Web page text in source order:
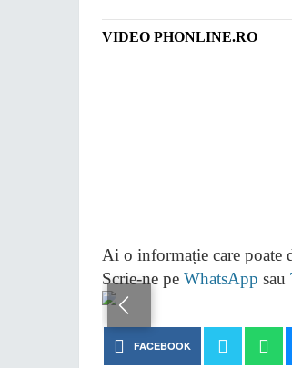
VIDEO PHONLINE.RO
Ai o informație care poate
Scrie-ne pe WhatsApp sau
FACEBOOK